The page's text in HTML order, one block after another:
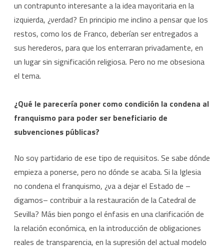
un contrapunto interesante a la idea mayoritaria en la
izquierda, ¿verdad? En principio me inclino a pensar que los
restos, como los de Franco, deberían ser entregados a
sus herederos, para que los enterraran privadamente, en
un lugar sin significación religiosa. Pero no me obsesiona
el tema.
¿Qué le parecería poner como condición la condena al
franquismo para poder ser beneficiario de
subvenciones públicas?
No soy partidario de ese tipo de requisitos. Se sabe dónde
empieza a ponerse, pero no dónde se acaba. Si la Iglesia
no condena el franquismo, ¿va a dejar el Estado de –
digamos– contribuir a la restauración de la Catedral de
Sevilla? Más bien pongo el énfasis en una clarificación de
la relación económica, en la introducción de obligaciones
reales de transparencia, en la supresión del actual modelo